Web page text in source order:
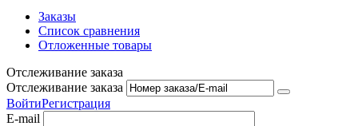
Заказы
Список сравнения
Отложенные товары
Отслеживание заказа
Отслеживание заказа
ВойтиРегистрация
E-mail